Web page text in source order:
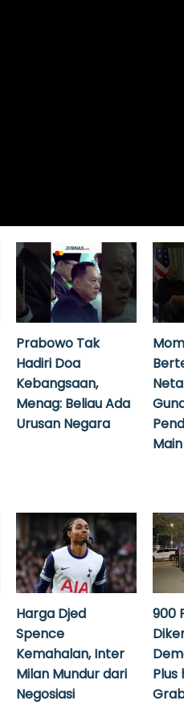
Prabowo Tak
Hadiri Doa
Kebangsaan,
Menag: Beliau Ada
Urusan Negara
Harga Djed
Spence
Kemahalan, Inter
Milan Mundur dari
Negosiasi
900
Plus